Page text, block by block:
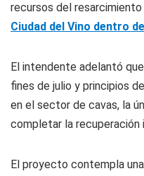
recursos del
Ciudad del Vino dentro
El intendente adelantó
fines de julio y principios
en el sector de cavas, la
completar la
El proyecto contempla